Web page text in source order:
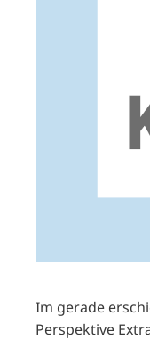
Im gerade
Perspektive